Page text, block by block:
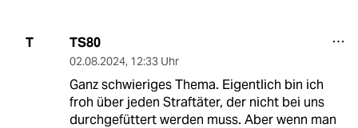
T TS80
02.08.2024, 12:33 Uhr
Ganz schwieriges Thema. Eigentlich bin ich
froh über jeden Straftäter, der nicht bei uns
durchgefüttert werden muss. Aber wenn man